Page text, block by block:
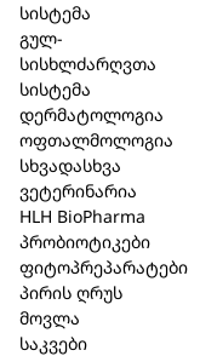
სისტემა
გულ-
სისხლძარღვთა
სისტემა
დერმატოლოგია
ოფთალმოლოგია
სხვადასხვა
ვეტერინარია
HLH BioPharma
პრობიოტიკები
ფიტოპრეპარატები
პირის ღრუს
მოვლა
საკვები
შპაიკი
(1088)
კატეგორია:Speick
მოკლე აღწერა
უზრუნველყოფს